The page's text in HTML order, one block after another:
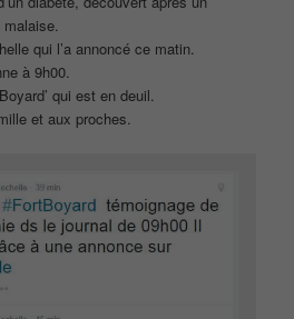
qui l’a annoncé ce matin.
à 9h00.
qui est en deuil.
et aux proches.